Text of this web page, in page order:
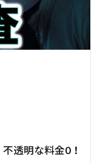
不透明な料金0！